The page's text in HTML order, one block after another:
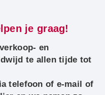
je graag!
en
te allen tijde tot
telefoon of e-mail of